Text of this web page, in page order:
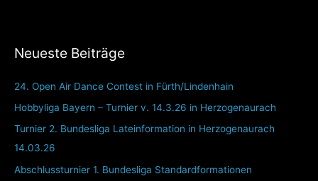
Neueste Beiträge
24. Open Air Dance Contest in Fürth/Lindenhain
Hobbyliga Bayern – Turnier v. 14.3.26 in Herzogenaurach
Turnier 2. Bundesliga Lateinformation in Herzogenaurach
14.03.26
Abschlussturnier 1. Bundesliga Standardformationen